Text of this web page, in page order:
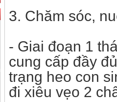
3. Chăm sóc,
- Giai đoạn 1
cung cấp đầy
trạng heo con
đi xiêu vẹo 2